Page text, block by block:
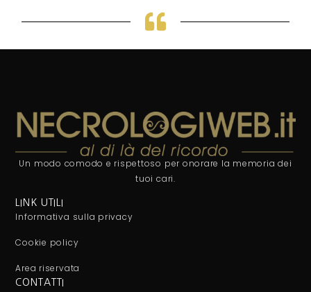
Un modo comodo e rispettoso per onorare la memoria dei
tuoi cari.
LINK UTILI
Informativa sulla privacy
Cookie policy
Area riservata
CONTATTI